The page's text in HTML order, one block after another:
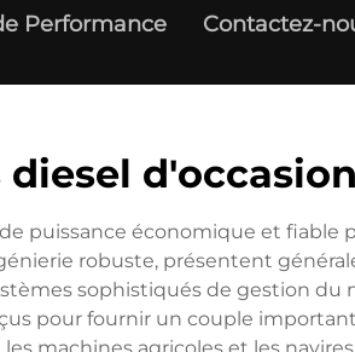
Performance
Contactez-
d'occasion
puissance économique et fiable
robuste, présentent
sophistiqués de gestion
pour fournir un couple